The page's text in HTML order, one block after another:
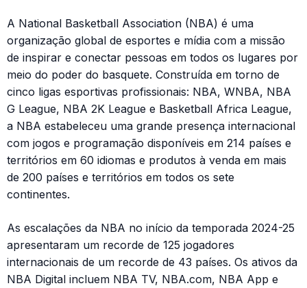
A National Basketball Association (NBA) é uma
organização global de esportes e mídia com a missão
de inspirar e conectar pessoas em todos os lugares por
meio do poder do basquete. Construída em torno de
cinco ligas esportivas profissionais: NBA, WNBA, NBA
G League, NBA 2K League e Basketball Africa League,
a NBA estabeleceu uma grande presença internacional
com jogos e programação disponíveis em 214 países e
territórios em 60 idiomas e produtos à venda em mais
de 200 países e territórios em todos os sete
continentes.
As escalações da NBA no início da temporada 2024-25
apresentaram um recorde de 125 jogadores
internacionais de um recorde de 43 países. Os ativos da
NBA Digital incluem NBA TV, NBA.com, NBA App e